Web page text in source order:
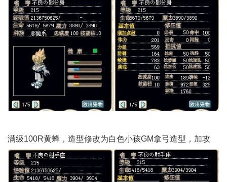
满级100R黄蜂，造型修改为白色小孩GM拿弓造型，加攻